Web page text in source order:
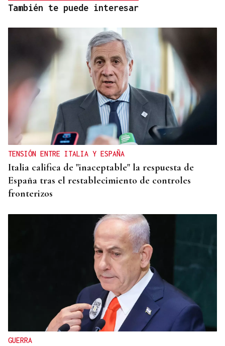
También te puede interesar
TENSIÓN ENTRE ITALIA Y ESPAÑA
Italia califica de "inaceptable" la respuesta de
España tras el restablecimiento de controles
fronterizos
GUERRA